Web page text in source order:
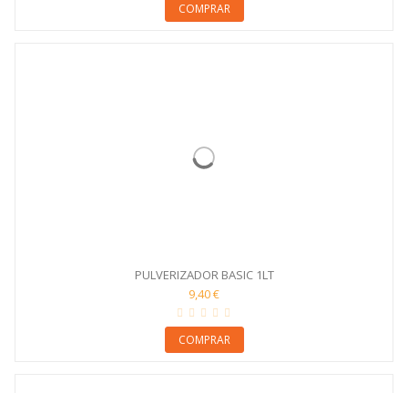
COMPRAR
PULVERIZADOR BASIC 1LT
9,40 €
COMPRAR